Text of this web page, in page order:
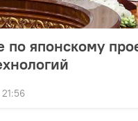
по японскому